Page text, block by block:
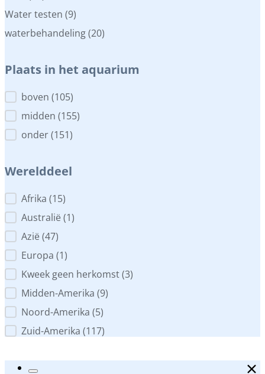
Water testen (9)
waterbehandeling(20)
Plaats in het aquarium
Plaats in het aquarium
boven (105)
midden (155)
onder(151)
Werelddeel
Werelddeel
Afrika (15)
Australië (1)
Azië (47)
Europa (1)
Kweek geen herkomst(3)
Midden-Amerika (9)
Noord-Amerika (5)
Zuid-Amerika (117)